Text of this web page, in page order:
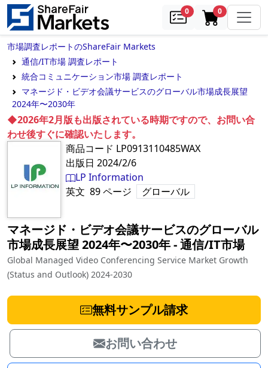
0samples0in cart
市場調査レポートのShareFair Markets
通信/IT市場 調査レポート
統合コミュニケーション市場 調査レポート
マネージド・ビデオ会議サービスのグローバル市場成長展望
2024年〜2030年
◆2026年2月版も出版されている時期ですので、お問い合
わせ後すぐに確認いたします。
商品コード LP0913110485WAX
出版日 2024/2/6
LP Information
英文 89ページ グローバル
マネージド・ビデオ会議サービスのグローバル
市場成長展望 2024年〜2030年‐通信/IT市場
Global Managed Video Conferencing Service Market Growth
(Status and Outlook) 2024-2030
無料サンプル請求
お問い合わせ